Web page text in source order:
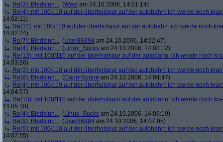
Re(3): Bledsinn... (West am 24.10.2006, 14:01:14)
Re(4): mit 100/110 auf der überholspur auf der autobahn: ich werde noch
14:02:11)
Re(11): mit 100/110 auf der überholspur auf der autobahn: ich werde noch
14:02:24)
Re(7): Bledsinn... (User86994 am 24.10.2006, 14:02:47)
Re(4): Bledsinn... (Linux_Sucks am 24.10.2006, 14:03:12)
Re(12): mit 100/110 auf der überholspur auf der autobahn: ich werde noch
14:03:26)
Re(3): mit 100/110 auf der überholspur auf der autobahn: ich werde noch
Re(8): Bledsinn... (Capri-Sonne am 24.10.2006, 14:04:47)
Re(4): mit 100/110 auf der überholspur auf der autobahn: ich werde noch
14:04:57)
Re(13): mit 100/110 auf der überholspur auf der autobahn: ich werde noch
14:05:10)
Re(4): Bledsinn... (Linux_Sucks am 24.10.2006, 14:06:19)
Re(9): Bledsinn... (User86994 am 24.10.2006, 14:07:05)
Re(5): mit 100/110 auf der überholspur auf der autobahn: ich werde noch
14:07:55)